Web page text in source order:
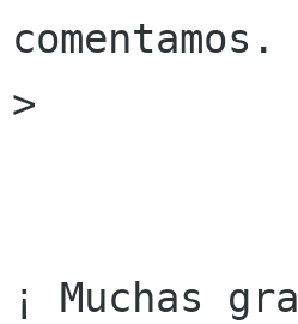
comentamos.
>
¡ Muchas